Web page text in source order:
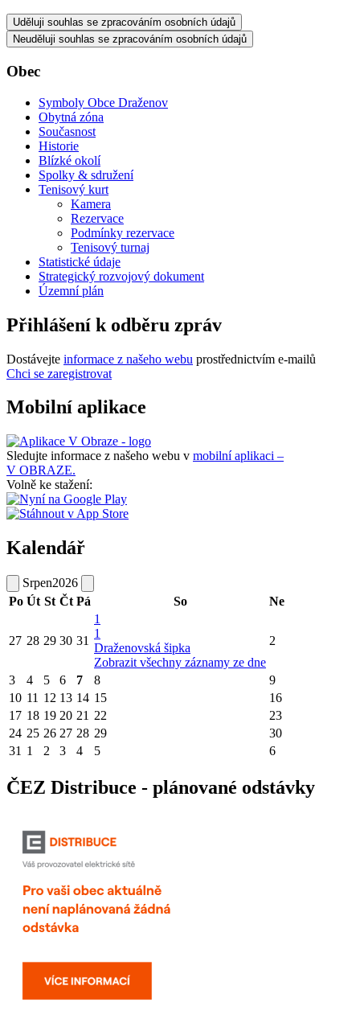
Uděluji souhlas se zpracováním osobních údajů
Neuděluji souhlas se zpracováním osobních údajů
Obec
Symboly Obce Draženov
Obytná zóna
Současnost
Historie
Blízké okolí
Spolky & sdružení
Tenisový kurt
Kamera
Rezervace
Podmínky rezervace
Tenisový turnaj
Statistické údaje
Strategický rozvojový dokument
Územní plán
Přihlášení k odběru zpráv
Dostávejte informace z našeho webu prostřednictvím e-mailů
Chci se zaregistrovat
Mobilní aplikace
Sledujte informace z našeho webu v mobilní aplikaci –
V OBRAZE.
Volně ke stažení:
Kalendář
Srpen2026
Po Út St Čt Pá So Ne
27 28 29 30 31
1
1
Draženovská šipka
Zobrazit všechny záznamy ze dne
2
3 4 5 6 7 8
9
10 11 12 13 14 15
16
17 18 19 20 21 22
23
24 25 26 27 28 29
30
31 1 2 3 4 5 6
ČEZ Distribuce - plánované odstávky